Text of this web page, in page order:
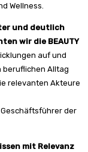
Wellness.
und deutlich
wir die BEAUTY
auf und
beruflichen Alltag
relevanten Akteure
Geschäftsführer der
mit Relevanz